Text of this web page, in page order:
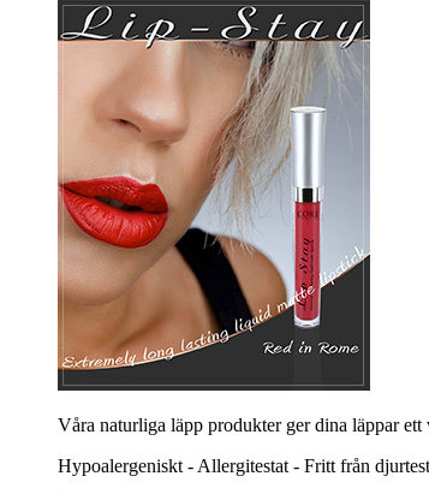
Våra naturliga läpp produkter ger dina läppar ett
Hypoalergeniskt - Allergitestat - Fritt från